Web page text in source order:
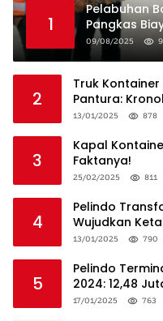
1
Pelabuhan
Pangkas
09/08/2025
2
Truk
Pantura:
13/01/2025 878
3
Kapal
Faktanya!
25/02/2025 811
4
Pelindo
Wujudkan
Global
13/01/2025 790
5
Pelindo
2024: 12,48
Logistik Nasional
17/01/2025 763